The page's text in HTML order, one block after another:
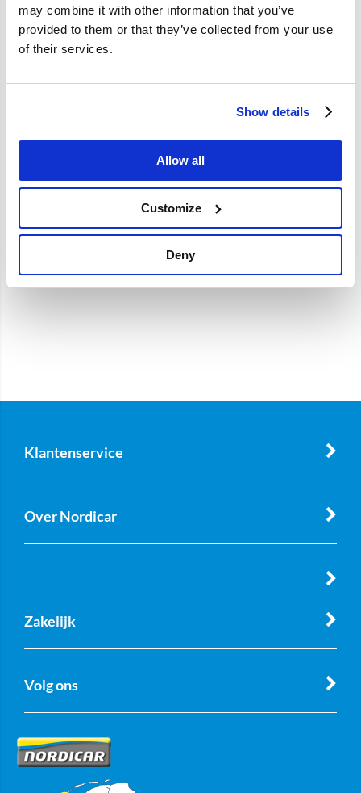
may combine it with other information that you’ve
provided to them or that they’ve collected from your use
of their services.
Show details
Allow all
Customize
Deny
(08-), XC90 (16-)
Volvo-origineel
Artikelcode 31673604
Klantenservice
Over Nordicar
Zakelijk
Volg ons